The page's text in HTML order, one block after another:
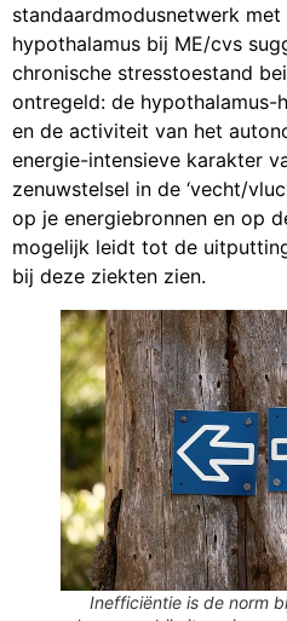
standaardmodusnetwerk
hypothalamus bij ME/cvs
chronische stresstoestand
ontregeld: de hypothalamus-
en de activiteit van het
energie-intensieve karakter
zenuwstelsel in de ‘vecht/
op je energiebronnen en op
mogelijk leidt tot de
bij deze ziekten zien.
Inefficiëntie is de norm